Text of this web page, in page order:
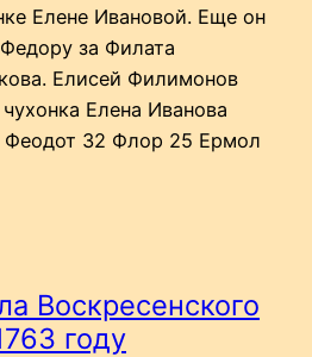
Елене Ивановой. Еще он
за Филата
Елисей Филимонов
Елена Иванова
Феодот 32 Флор 25 Ермол
Воскресенского
году